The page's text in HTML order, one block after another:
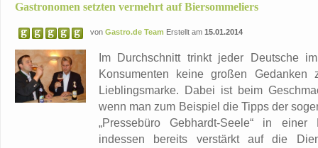
Gastronomen setzten vermehrt auf Biersommeliers
von Gastro.de Team Erstellt am 15.01.2014
Im Durchschnitt trinkt jeder Deutsche
Konsumenten keine großen
Lieblingsmarke. Dabei ist beim
wenn man zum Beispiel die Tipps der
„Pressebüro Gebhardt-Seele“ in einer
indessen bereits verstärkt auf die